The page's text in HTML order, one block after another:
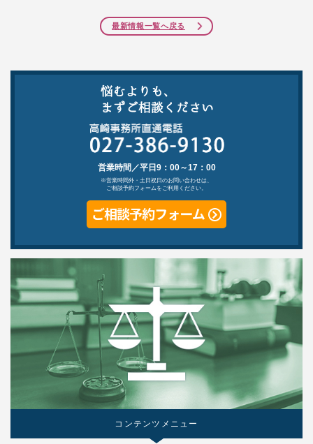
最新情報一覧へ戻る
営業時間／平日9：00～17：00
※営業時間外・土日祝日のお問い合わせは、
ご相談予約フォームをご利用ください。
コンテンツメニュー